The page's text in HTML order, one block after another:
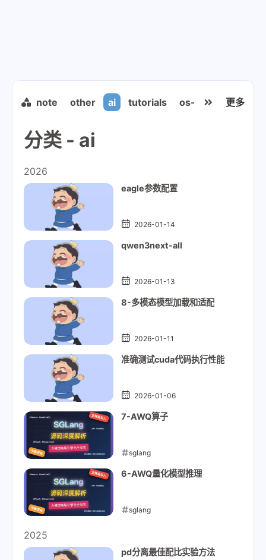
note other ai tutorials os-elephant更多
分类 - ai
2026
eagle参数配置
2026-01-14
qwen3next-all
2026-01-13
8-多模态模型加载和适配
2026-01-11
准确测试cuda代码执行性能
2026-01-06
7-AWQ算子
sglang
2026-01-05
6-AWQ量化模型推理
sglang
2025
pd分离最佳配比实验方法